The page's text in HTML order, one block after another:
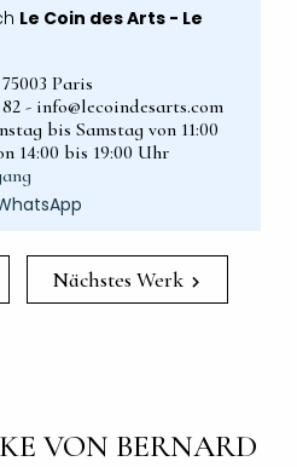
Le Coin des Arts - Le
Paris
82 - info@lecoindesarts.com
bis Samstag von 11:00
14:00 bis 19:00 Uhr
Nächstes Werk
VON BERNARD